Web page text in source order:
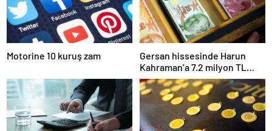
Motorine 10 kuruş zam
Gersan hissesinde Harun
Kahraman’a 7.2 milyon TL
para cezası